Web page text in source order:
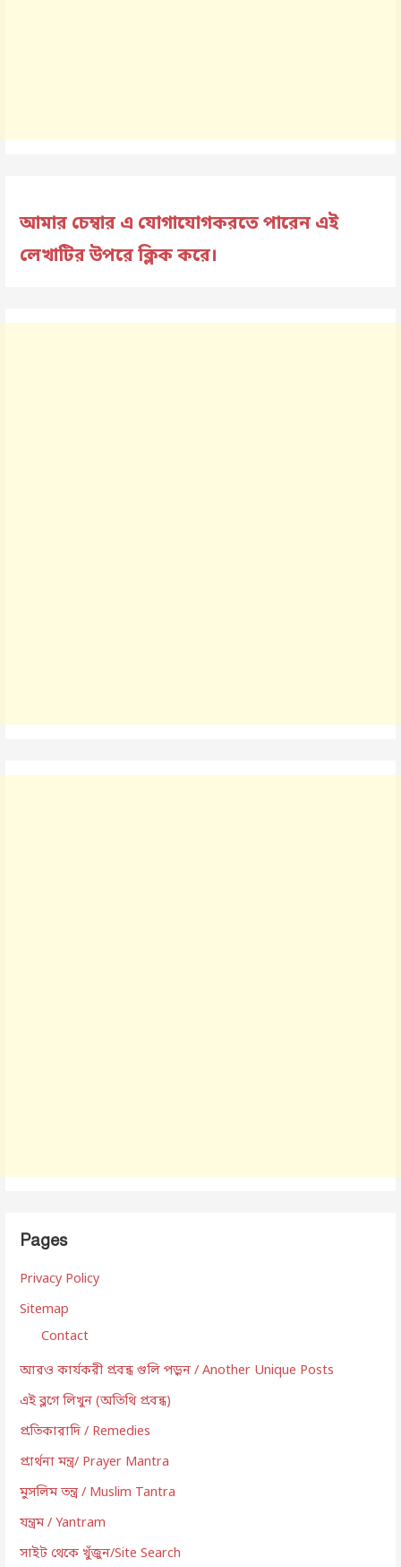
আমার চেম্বার এ যোগাযোগকরতে পারেন এই
লেখাটির উপরে ক্লিক করে।
Pages
Privacy Policy
Sitemap
Contact
আরও কার্যকরী প্রবন্ধ গুলি পড়ুন / Another Unique Posts
এই ব্লগে লিখুন (অতিথি প্রবন্ধ)
প্রতিকারাদি / Remedies
প্রার্থনা মন্ত্র/ Prayer Mantra
মুসলিম তন্ত্র / Muslim Tantra
যন্ত্রম / Yantram
সাইট থেকে খুঁজুন/Site Search